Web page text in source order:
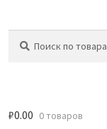
₽0.00 0 товаров